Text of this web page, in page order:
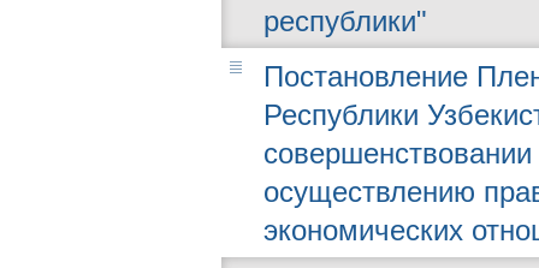
республики"
Постановление
Республики
осуществлению
экономических